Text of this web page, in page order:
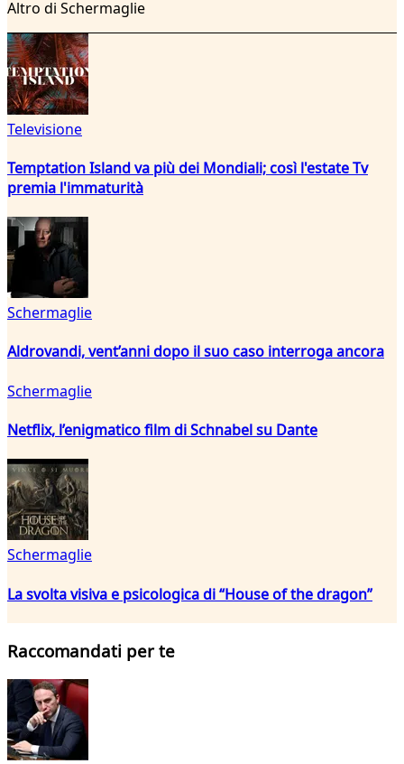
Altro di Schermaglie
Televisione
Temptation Island va più dei Mondiali; così l'estate Tv
premia l'immaturità
Schermaglie
Aldrovandi, vent’anni dopo il suo caso interroga ancora
Schermaglie
Netflix, l’enigmatico film di Schnabel su Dante
Schermaglie
La svolta visiva e psicologica di “House of the dragon”
Raccomandati per te